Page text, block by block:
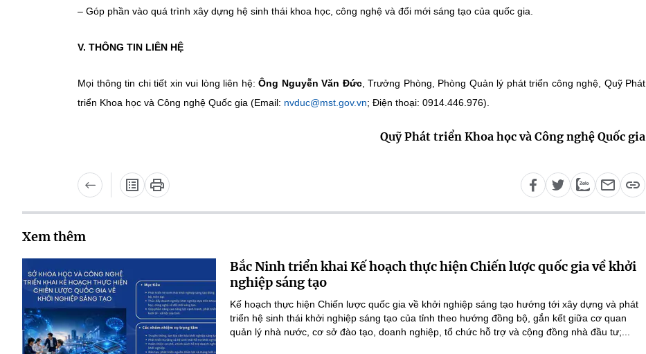
– Góp phần vào quá trình xây dựng hệ sinh thái khoa học, công nghệ và đổi mới sáng tạo của quốc gia.
V. THÔNG TIN LIÊN HỆ
Mọi thông tin chi tiết xin vui lòng liên hệ: Ông Nguyễn Văn Đức, Trưởng Phòng, Phòng Quản lý phát triển công nghệ, Quỹ Phát
triển Khoa học và Công nghệ Quốc gia (Email: nvduc@mst.gov.vn; Điện thoại: 0914.446.976).
Quỹ Phát triển Khoa học và Công nghệ Quốc gia
Xem thêm
Bắc Ninh triển khai Kế hoạch thực hiện Chiến lược quốc gia về khởi
nghiệp sáng tạo
Kế hoạch thực hiện Chiến lược quốc gia về khởi nghiệp sáng tạo hướng tới xây dựng và phát
triển hệ sinh thái khởi nghiệp sáng tạo của tỉnh theo hướng đồng bộ, gắn kết giữa cơ quan
quản lý nhà nước, cơ sở đào tạo, doanh nghiệp, tổ chức hỗ trợ và cộng đồng nhà đầu tư;...